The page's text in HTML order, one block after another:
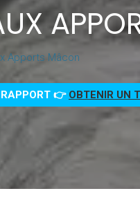
Apports Mâcon
👉 OBTENIR UN